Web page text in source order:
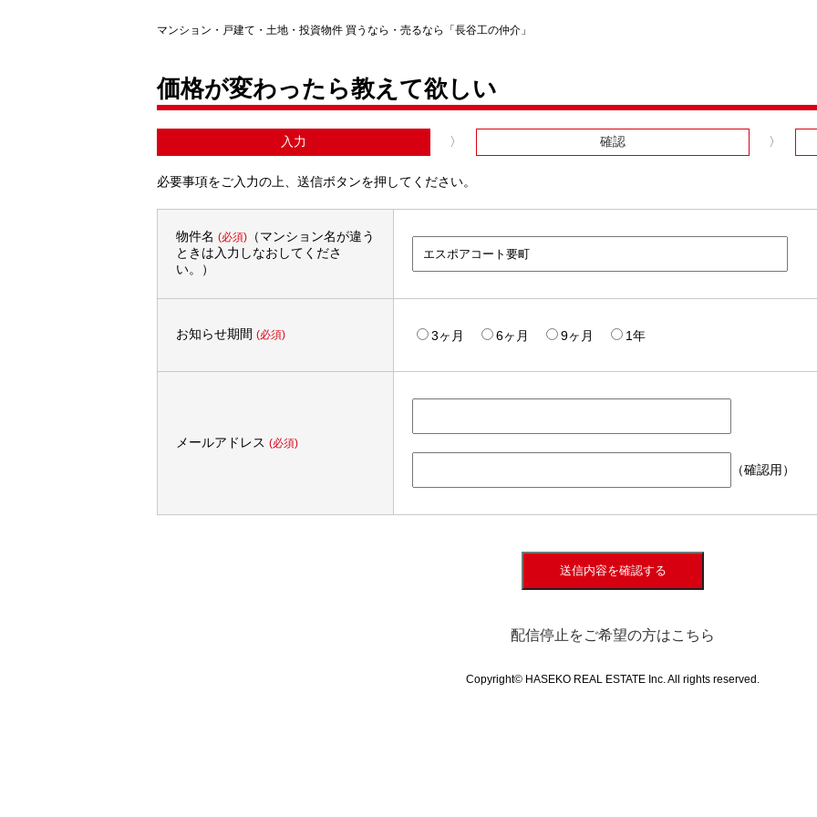
マンション・戸建て・土地・投資物件 買うなら・売るなら「長谷工の仲介」
価格が変わったら教えて欲しい
入力 確認
必要事項をご入力の上、送信ボタンを押してください。
物件名 (必須)（マンション名が違う
ときは入力しなおしてくださ
い。）
お知らせ期間 (必須) 3ヶ月 6ヶ月 9ヶ月 1年
メールアドレス (必須)
（確認用）
送信内容を確認する
配信停止をご希望の方はこちら
Copyright© HASEKO REAL ESTATE Inc. All rights reserved.